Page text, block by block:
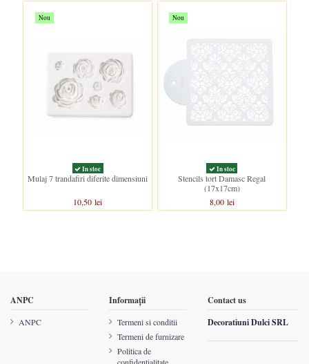
Nou
In stoc
Mulaj 7 trandafiri diferite dimensiuni
10,50 lei
Nou
In stoc
Stencils tort Damasc Regal
(17x17cm)
8,00 lei
ANPC
ANPC
Informații
Termeni si conditii
Termeni de furnizare
Politica de
Contact us
Decoratiuni Dulci SRL